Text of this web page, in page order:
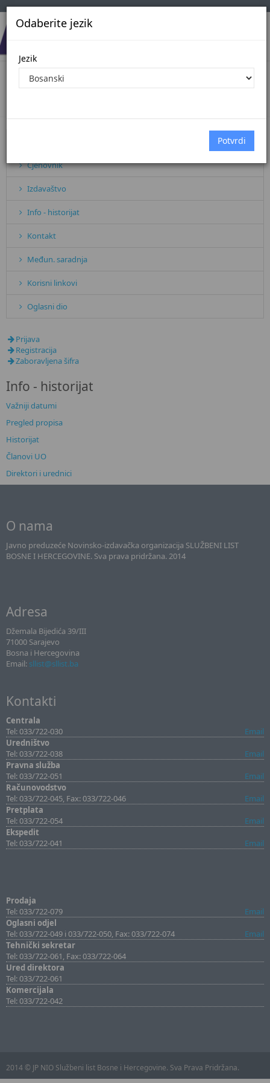
Odaberite jezik
Jezik
Info - historijat
Cjenovnik
Izdavaštvo
Info - historijat
Kontakt
Međun. saradnja
Korisni linkovi
Oglasni dio
Prijava
Registracija
Zaboravljena šifra
Info - historijat
Važniji datumi
Pregled propisa
Historijat
Članovi UO
Direktori i urednici
O nama
Javno preduzeće Novinsko-izdavačka organizacija SLUŽBENI LIST
BOSNE I HERCEGOVINE. Sva prava pridržana. 2014
Adresa
Džemala Bijedića 39/III
71000 Sarajevo
Bosna i Hercegovina
Email: sllist@sllist.ba
Kontakti
Centrala
Tel: 033/722-030
Email
Uredništvo
Tel: 033/722-038
Email
Pravna služba
Tel: 033/722-051
Email
Računovodstvo
Tel: 033/722-045, Fax: 033/722-046
Email
Pretplata
Tel: 033/722-054
Email
Ekspedit
Tel: 033/722-041
Email
Prodaja
Tel: 033/722-079
Email
Oglasni odjel
Tel: 033/722-049 i 033/722-050, Fax: 033/722-074
Email
Tehnički sekretar
Tel: 033/722-061, Fax: 033/722-064
Ured direktora
Tel: 033/722-061
Komercijala
Tel: 033/722-042
2014 © JP NIO Službeni list Bosne i Hercegovine. Sva Prava Pridržana.